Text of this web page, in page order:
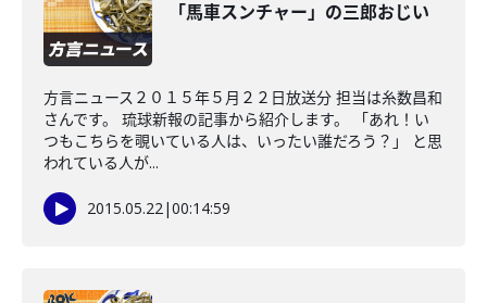
「馬車スンチャー」の三郎おじい
方言ニュース２０１５年５月２２日放送分 担当は糸数昌和
さんです。 琉球新報の記事から紹介します。 「あれ！い
つもこちらを覗いている人は、いったい誰だろう？」 と思
われている人が...
2015.05.22|00:14:59